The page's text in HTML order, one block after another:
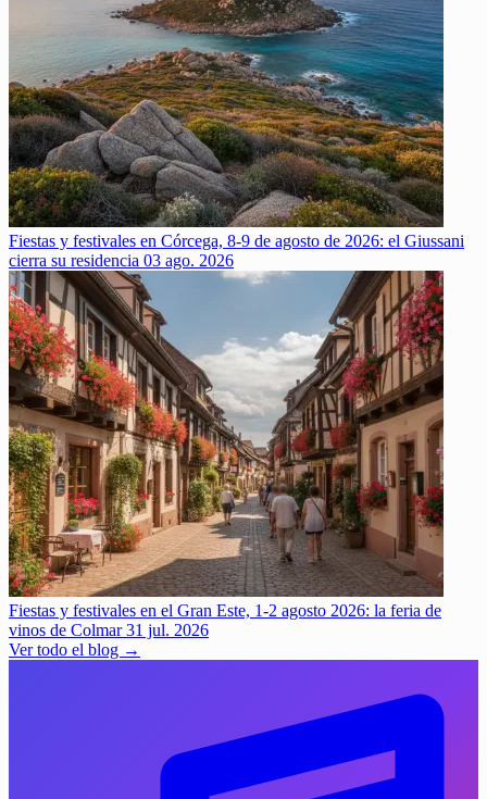
Fiestas y festivales en Córcega, 8-9 de agosto de 2026: el Giussani
cierra su residencia 03 ago. 2026
Fiestas y festivales en el Gran Este, 1-2 agosto 2026: la feria de
vinos de Colmar 31 jul. 2026
Ver todo el blog →